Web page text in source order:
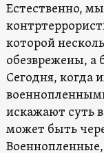
Естественно,
которой
обезврежены, а
Сегодня, когда
искажают суть
может быть